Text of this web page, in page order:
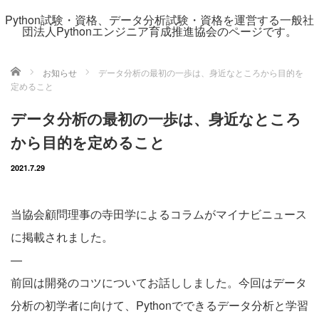
Python試験・資格、データ分析試験・資格を運営する一般社
団法人Pythonエンジニア育成推進協会のページです。
ホーム お知らせ
データ分析の最初の一歩は、身近なところから目的を
定めること
データ分析の最初の一歩は、身近なところ
から目的を定めること
2021.7.29
当協会顧問理事の寺田学によるコラムがマイナビニュース
に掲載されました。
—
前回は開発のコツについてお話ししました。今回はデータ
分析の初学者に向けて、Pythonでできるデータ分析と学習